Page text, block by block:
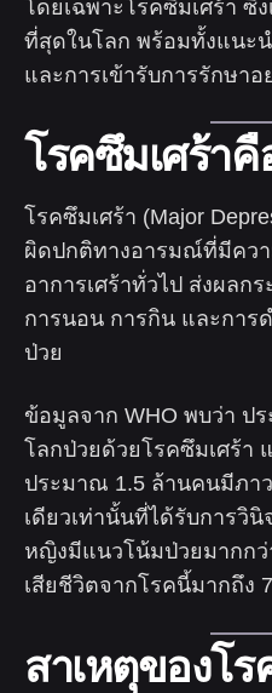
โดยเฉพาะโรคซึมเศร้า ซึ่
ที่สุดในโลก พร้อมทั้งแนะ
และการเข้ารับการรักษาอ
โรคซึมเศร้าคื
โรคซึมเศร้า (Major
ผิดปกติทางอารมณ์ที่มีคว
อาการเศร้าทั่วไป ส่งผลก
การนอน การกิน และการ
ป่วย
ข้อมูลจาก WHO พบว่า ป
โลกป่วยด้วยโรคซึมเศร้า
ประมาณ 1.5 ล้านคนมีภา
เดียวเท่านั้นที่ได้รับการวิ
หญิงมีแนวโน้มป่วยมากก
เสียชีวิตจากโรคนี้มากถึง
สาเหตุของโร